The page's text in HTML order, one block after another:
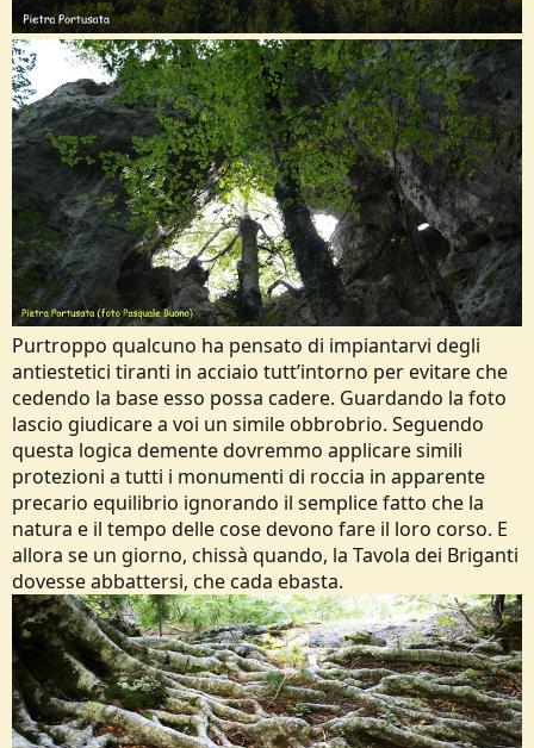
Purtroppo qualcuno ha pensato di impiantarvi degli
antiestetici tiranti in acciaio tutt’intorno per evitare che
cedendo la base esso possa cadere. Guardando la foto
lascio giudicare a voi un simile obbrobrio. Seguendo
questa logica demente dovremmo applicare simili
protezioni a tutti i monumenti di roccia in apparente
precario equilibrio ignorando il semplice fatto che la
natura e il tempo delle cose devono fare il loro corso. E
allora se un giorno, chissà quando, la Tavola dei Briganti
dovesse abbattersi, che cada ebasta.